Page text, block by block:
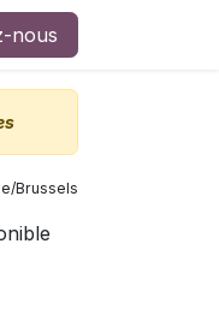
nous
Brussels